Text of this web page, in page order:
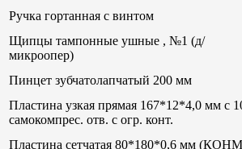
Ручка гортанная с винтом
Щипцы тампонные ушные , №1 (д/
микроопер)
Пинцет зубчатолапчатый 200 мм
Пластина узкая прямая 167*12*4,0 мм с
самокомпрес. отв. с огр. конт.
Пластина сетчатая 80*180*0,6 мм